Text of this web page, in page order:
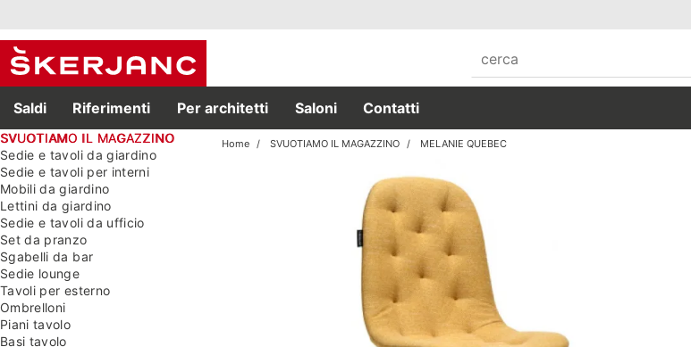
Saldi Riferimenti Per architetti Saloni Contatti
SVUOTIAMO IL MAGAZZINO
Sedie e tavoli da giardino
Sedie e tavoli per interni
Mobili da giardino
Lettini da giardino
Sedie e tavoli da ufficio
Set da pranzo
Sgabelli da bar
Sedie lounge
Tavoli per esterno
Ombrelloni
Piani tavolo
Basi tavolo
Home SVUOTIAMO IL MAGAZZINO MELANIE QUEBEC